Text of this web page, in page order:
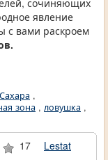
явление
с вами раскроем
Сахара ,
зона , ловушка ,
17
Lestat